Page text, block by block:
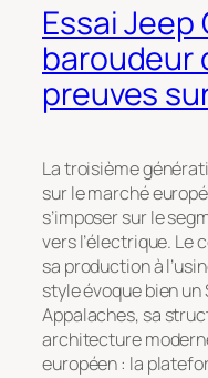
Essai Jeep
baroudeur
preuves
La troisième
sur le marché
s’imposer sur le
vers l’électrique. Le
sa production à
style évoque bien
Appalaches, sa
architecture
européen : la